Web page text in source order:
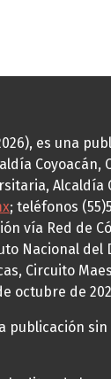
es una
Coyoacán,
Alcaldía
; teléfonos
vía Red de
Nacional
Circuito
octubre de